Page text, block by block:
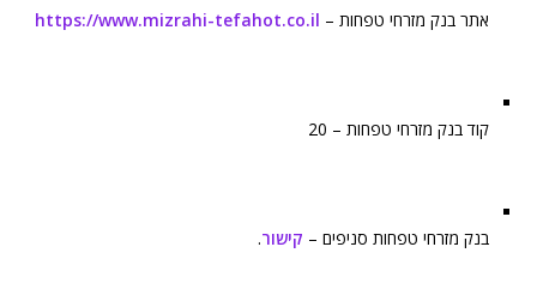
אתר בנק מזרחי טפחות – https://www.mizrahi-tefahot.co.il
קוד בנק מזרחי טפחות – 20
בנק מזרחי טפחות סניפים – קישור.